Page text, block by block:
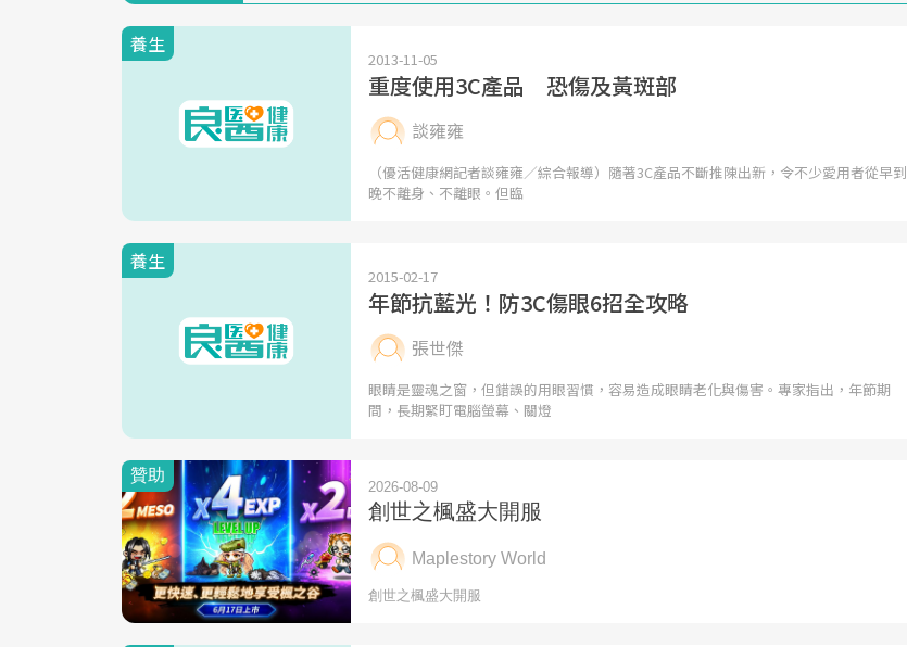
養生
2013-11-05
重度使用3C產品 恐傷及黃斑部
談雍雍
（優活健康網記者談雍雍／綜合報導）隨著3C產品不斷推陳出新，令不少愛用者從早到
晚不離身、不離眼。但臨
養生
2015-02-17
年節抗藍光！防3C傷眼6招全攻略
張世傑
眼睛是靈魂之窗，但錯誤的用眼習慣，容易造成眼睛老化與傷害。專家指出，年節期
間，長期緊盯電腦螢幕、關燈